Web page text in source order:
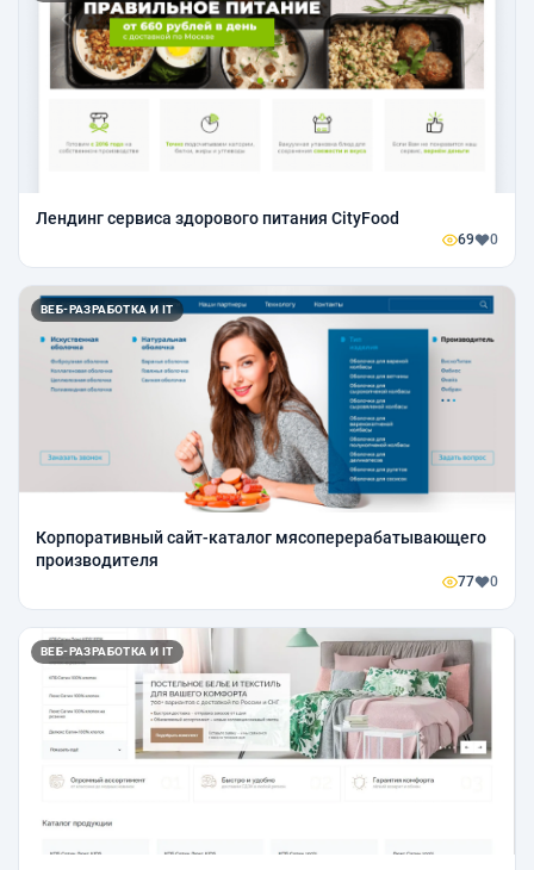
Лендинг сервиса здорового питания CityFood
69 0
ВЕБ-РАЗРАБОТКА И IT
Корпоративный сайт-каталог мясоперерабатывающего
производителя
77 0
ВЕБ-РАЗРАБОТКА И IT